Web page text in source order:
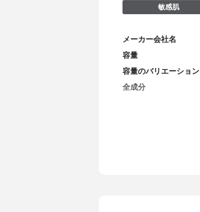
敏感肌
メーカー会社名
容量
容量のバリエーション
全成分